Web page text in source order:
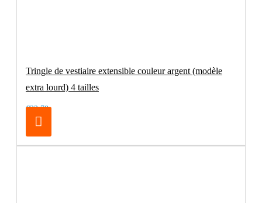
Tringle de vestiaire extensible couleur argent (modèle
extra lourd) 4 tailles
€32.70